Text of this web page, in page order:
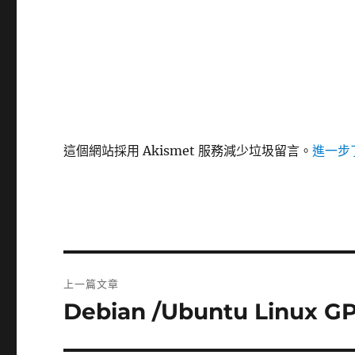
這個網站採用 Akismet 服務減少垃圾留言。進一步
章
上一篇文章
上
篇
Debian /Ubuntu Linux